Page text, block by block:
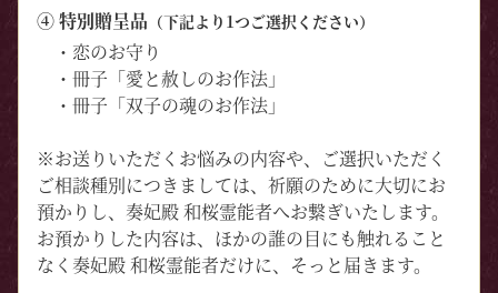
④ 特別贈呈品 （下記より1つご選択ください）
・恋のお守り
・冊子「愛と赦しのお作法」
・冊子「双子の魂のお作法」
※お送りいただくお悩みの内容や、ご選択いただく
ご相談種別につきましては、祈願のために大切にお
預かりし、奏妃殿 和桜霊能者へお繋ぎいたします。
お預かりした内容は、ほかの誰の目にも触れること
なく奏妃殿 和桜霊能者だけに、そっと届きます。